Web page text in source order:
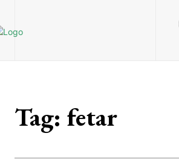
Tag: fetar